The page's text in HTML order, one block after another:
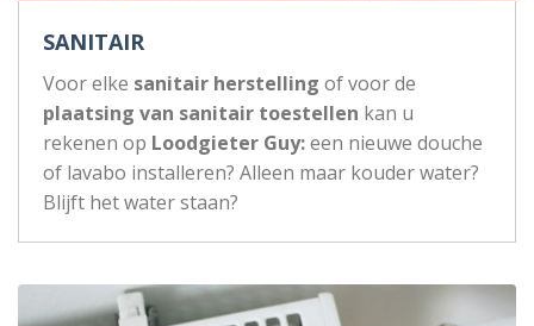
SANITAIR
Voor elke sanitair herstelling of voor de
plaatsing van sanitair toestellen kan u
rekenen op Loodgieter Guy:een nieuwe douche
of lavabo installeren? Alleen maar kouder water?
Blijft het water staan?